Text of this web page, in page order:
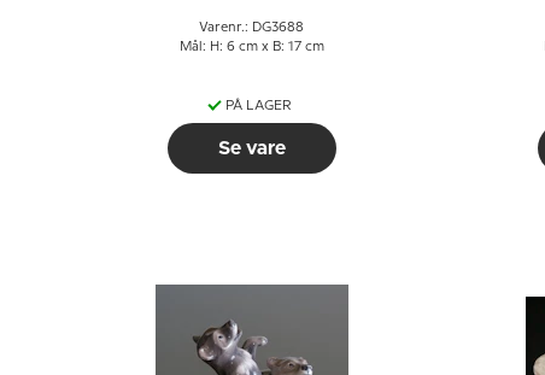
Varenr.: DG3688
Mål: H: 6 cm x B: 17 cm
PÅ LAGER
Se vare